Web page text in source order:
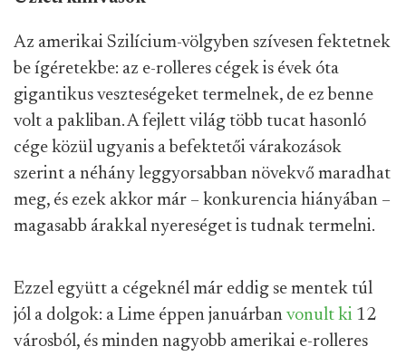
Az amerikai Szilícium-völgyben szívesen fektetnek
be ígéretekbe: az e-rolleres cégek is évek óta
gigantikus veszteségeket termelnek, de ez benne
volt a pakliban. A fejlett világ több tucat hasonló
cége közül ugyanis a befektetői várakozások
szerint a néhány leggyorsabban növekvő maradhat
meg, és ezek akkor már – konkurencia hiányában –
magasabb árakkal nyereséget is tudnak termelni.
Ezzel együtt a cégeknél már eddig se mentek túl
jól a dolgok: a Lime éppen januárban vonult ki 12
városból, és minden nagyobb amerikai e-rolleres